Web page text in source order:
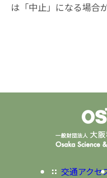
は「中止」になる場合
交通アクセ